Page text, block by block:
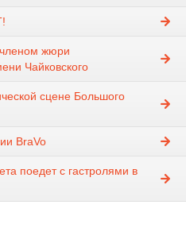
жюри
Чайковского
сцене Большого
BraVo
поедет с гастролями в